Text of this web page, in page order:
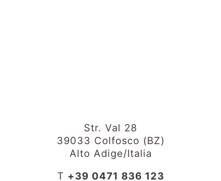
Str. Val 28
39033 Colfosco (BZ)
Alto Adige/Italia
T +39 0471 836 123